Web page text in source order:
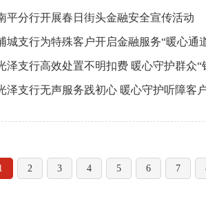
平分行开展春日街头金融安全宣传活动
城支行为特殊客户开启金融服务“暖心通
泽支行高效处置不明扣费 暖心守护群众“
泽支行无声服务践初心 暖心守护听障客
2 3 4 5 6 7